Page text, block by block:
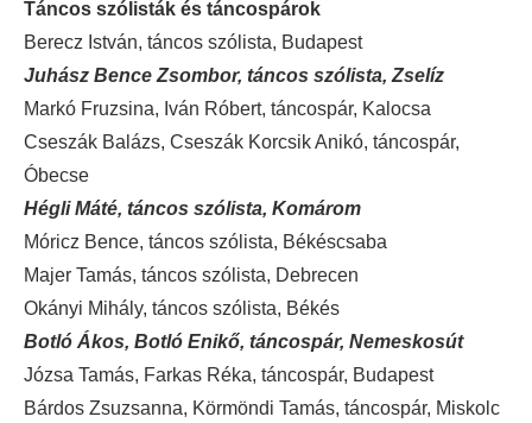
Táncos szólisták és táncospárok
Berecz István, táncos szólista, Budapest
Juhász Bence Zsombor, táncos szólista, Zselíz
Markó Fruzsina, Iván Róbert, táncospár, Kalocsa
Cseszák Balázs, Cseszák Korcsik Anikó, táncospár,
Óbecse
Hégli Máté, táncos szólista, Komárom
Móricz Bence, táncos szólista, Békéscsaba
Majer Tamás, táncos szólista, Debrecen
Okányi Mihály, táncos szólista, Békés
Botló Ákos, Botló Enikő, táncospár, Nemeskosút
Józsa Tamás, Farkas Réka, táncospár, Budapest
Bárdos Zsuzsanna, Körmöndi Tamás, táncospár, Miskolc